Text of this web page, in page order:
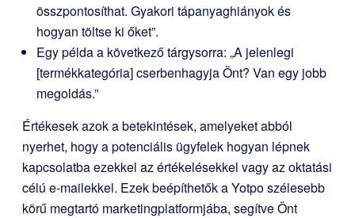
összpontosíthat. Gyakori tápanyaghiányok és
hogyan töltse ki őket”.
Egy példa a következő tárgysorra: „A jelenlegi
[termékkategória] cserbenhagyja Önt? Van egy jobb
megoldás.”
Értékesek azok a betekintések, amelyeket abból
nyerhet, hogy a potenciális ügyfelek hogyan lépnek
kapcsolatba ezekkel az értékelésekkel vagy az oktatási
célú e-mailekkel. Ezek beépíthetők a Yotpo szélesebb
körű megtartó marketingplatformjába, segítve Önt